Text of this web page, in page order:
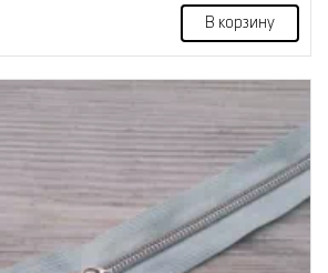
В корзину